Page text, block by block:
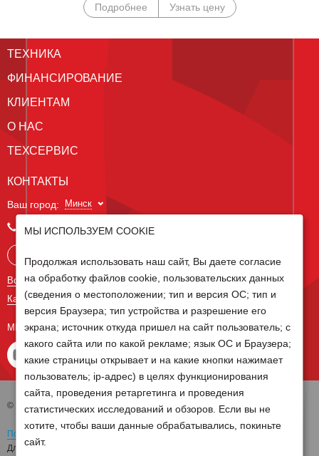
Подробнее Узнать цену
ТЕХНИКА
ФИНАНСИРОВАНИЕ
КЛИЕНТАМ
О НАС
ТЕХСЕРВИС
КОНТАКТЫ
Ваш город: Минск
+375 29 238 97 34
Все контакты
Карта сайта
МЫ В СОЦ СЕТЯХ
© 2026 Группа компаний Белагро
Политика обработки персональных данных
Для отзыва согласия на обработку персональных данных необходимо
МЫ ИСПОЛЬЗУЕМ COOKIE
Продолжая использовать наш сайт, Вы даете согласие
на обработку файлов cookie, пользовательских данных
(сведения о местоположении; тип и версия ОС; тип и
версия Браузера; тип устройства и разрешение его
экрана; источник откуда пришел на сайт пользователь; с
какого сайта или по какой рекламе; язык ОС и Браузера;
какие страницы открывает и на какие кнопки нажимает
пользователь; ip-адрес) в целях функционирования
сайта, проведения ретаргетинга и проведения
статистических исследований и обзоров. Если вы не
хотите, чтобы ваши данные обрабатывались, покиньте
сайт.